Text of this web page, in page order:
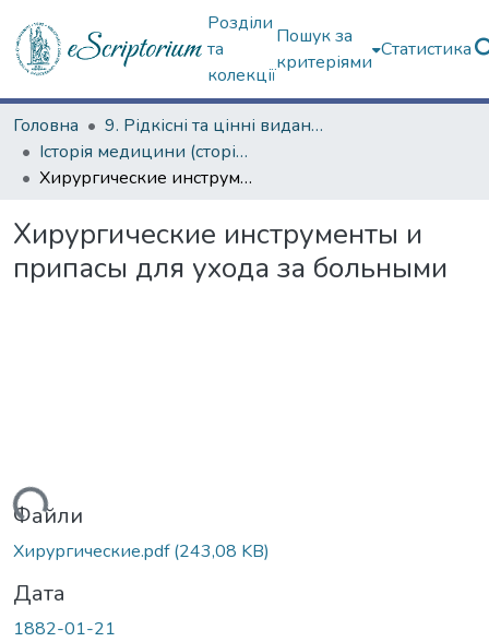
Розділи
та
колекції
Пошук за
критеріями
Статистика
Головна
9. Рідкісні та цінні видання
Історія медицини (сторінками періодичних видань)
Хирургические инструменты и припасы для ухода за больными
Хирургические инструменты и
припасы для ухода за больными
Файли
Хирургические.pdf(243,08 KB)
Дата
1882-01-21